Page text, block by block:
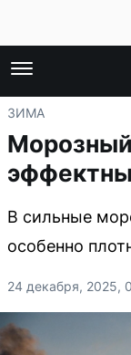
ЗИМА
В сильные
особенно
24 декабря, 2025,